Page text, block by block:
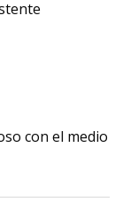
con el medio